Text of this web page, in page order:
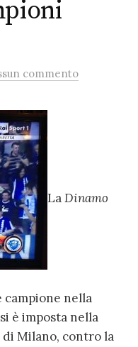
commento
LaDinamo
campione nella
è imposta nella
Milano, contro la